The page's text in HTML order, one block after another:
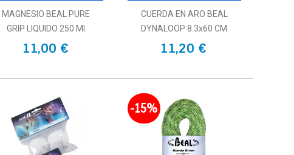
MAGNESIO BEAL PURE
GRIP LIQUIDO 250 Ml
11,00 €
CUERDA EN ARO BEAL
DYNALOOP 8.3x60 CM
11,20 €
-15%